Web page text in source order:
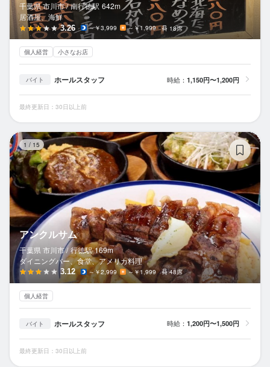
千葉県 市川市 / 南行徳駅 642m
居酒屋、海鮮
3.26 ～￥3,999 ～￥1,999 18席
個人経営 小さなお店
バイト ホールスタッフ 時給： 1,150円〜1,200円
最終更新日：30日以上前
1 / 15
アンクルサム
千葉県 市川市 / 行徳駅 169m
ダイニングバー、食堂、アメリカ料理
3.12 ～￥2,999 ～￥1,999 48席
個人経営
バイト ホールスタッフ 時給： 1,200円〜1,500円
最終更新日：30日以上前